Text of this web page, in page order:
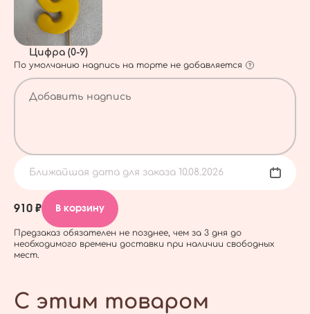
Цифра (0-9)
По умолчанию надпись на торте не добавляется
Ближайшая дата для заказа 10.08.2026
910 ₽ В корзину
Предзаказ обязателен не позднее, чем за 3 дня до
необходимого времени доставки при наличии свободных
мест.
С этим товаром